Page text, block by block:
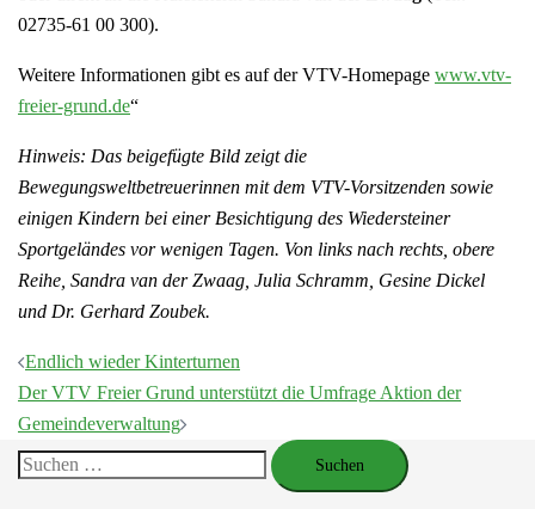
02735-61 00 300).
Weitere Informationen gibt es auf der VTV-Homepage www.vtv-
freier-grund.de“
Hinweis: Das beigefügte Bild zeigt die
Bewegungsweltbetreuerinnen mit dem VTV-Vorsitzenden sowie
einigen Kindern bei einer Besichtigung des Wiedersteiner
Sportgeländes vor wenigen Tagen. Von links nach rechts, obere
Reihe, Sandra van der Zwaag, Julia Schramm, Gesine Dickel
und Dr. Gerhard Zoubek.
Beitragsnavigation
Endlich wieder Kinterturnen
Der VTV Freier Grund unterstützt die Umfrage Aktion der
Gemeindeverwaltung
Suchen